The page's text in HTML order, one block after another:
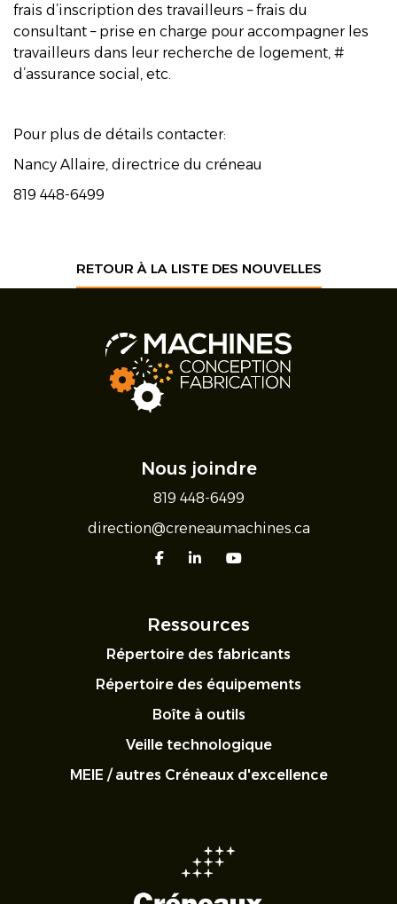
frais d’inscription des travailleurs – frais du
consultant – prise en charge pour accompagner les
travailleurs dans leur recherche de logement, #
d’assurance social, etc.
Pour plus de détails contacter:
Nancy Allaire, directrice du créneau
819 448-6499
RETOUR À LA LISTE DES NOUVELLES
Nous joindre
819 448-6499
direction@creneaumachines.ca
facebooklinkedinyoutube
Ressources
Répertoire des fabricants
Répertoire des équipements
Boîte à outils
Veille technologique
MEIE / autres Créneaux d'excellence